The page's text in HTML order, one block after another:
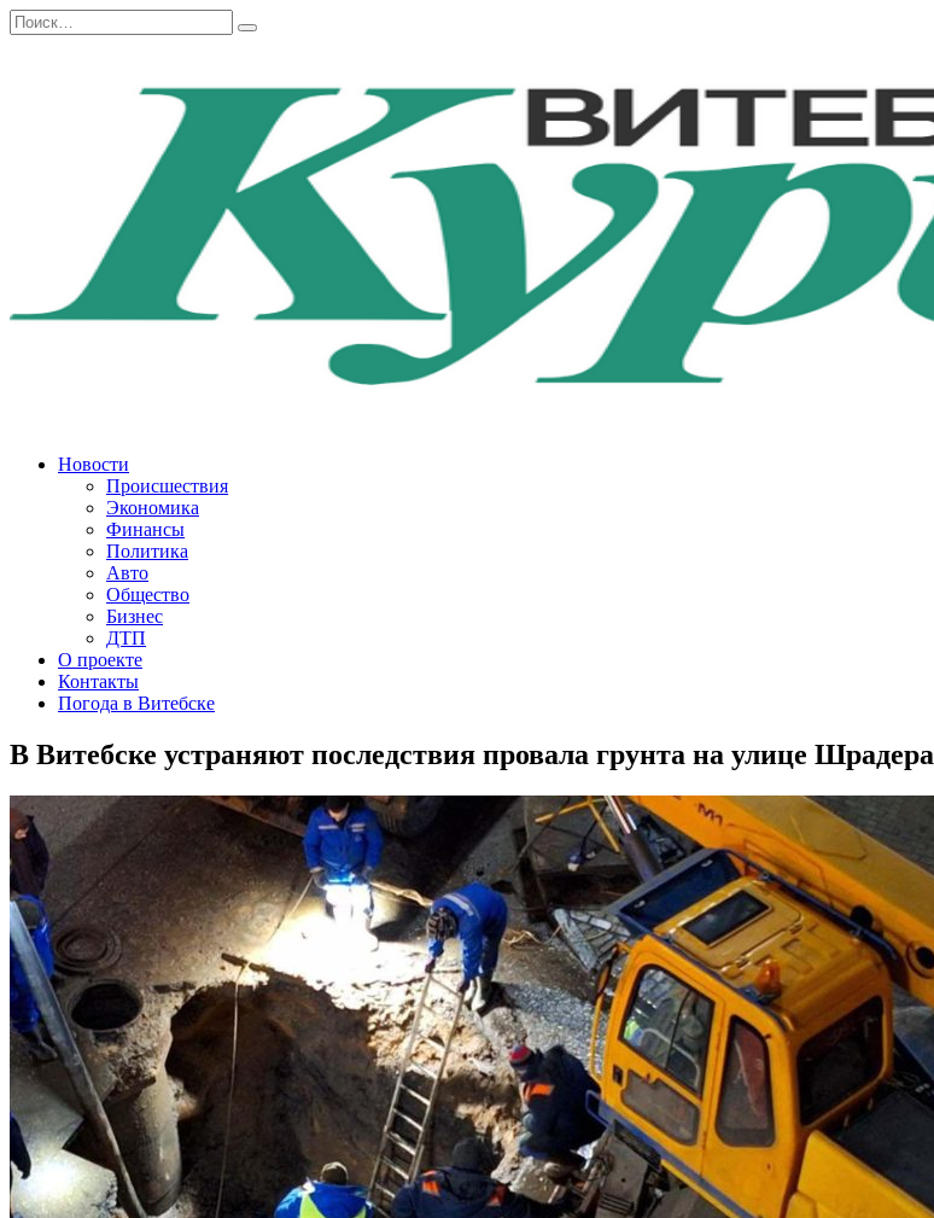
Перейти
к
Search
for:
Новости
Происшествия
Экономика
Финансы
Политика
Авто
Общество
Бизнес
ДТП
О проекте
Контакты
Погода в Витебске
В Витебске устраняют последствия провала грунта на улице Шрадера